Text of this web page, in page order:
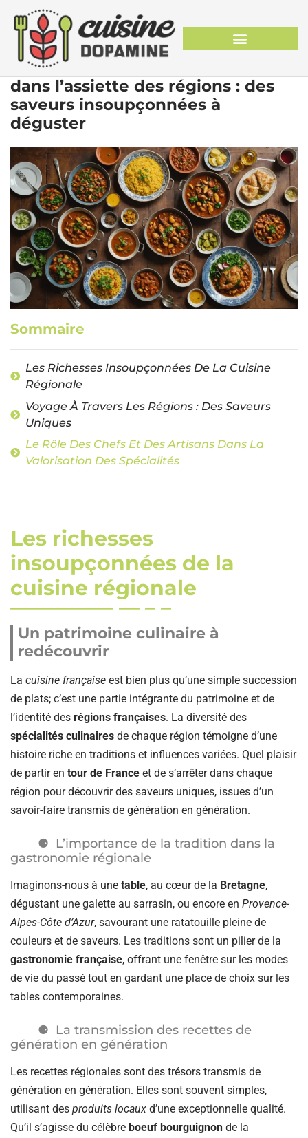
dans l’assiette des régions : des
saveurs insoupçonnées à
déguster
Sommaire
Les Richesses Insoupçonnées De La Cuisine
Régionale
Voyage À Travers Les Régions : Des Saveurs
Uniques
Le Rôle Des Chefs Et Des Artisans Dans La
Valorisation Des Spécialités
Les richesses
insoupçonnées de la
cuisine régionale
Un patrimoine culinaire à
redécouvrir
La cuisine française est bien plus qu’une simple succession
de plats; c’est une partie intégrante du patrimoine et de
l’identité des régions françaises. La diversité des
spécialités culinaires de chaque région témoigne d’une
histoire riche en traditions et influences variées. Quel plaisir
de partir en tour de France et de s’arrêter dans chaque
région pour découvrir des saveurs uniques, issues d’un
savoir-faire transmis de génération en génération.
L’importance de la tradition dans la
gastronomie régionale
Imaginons-nous à une table, au cœur de la Bretagne,
dégustant une galette au sarrasin, ou encore en Provence-
Alpes-Côte d’Azur, savourant une ratatouille pleine de
couleurs et de saveurs. Les traditions sont un pilier de la
gastronomie française, offrant une fenêtre sur les modes
de vie du passé tout en gardant une place de choix sur les
tables contemporaines.
La transmission des recettes de
génération en génération
Les recettes régionales sont des trésors transmis de
génération en génération. Elles sont souvent simples,
utilisant des produits locaux d’une exceptionnelle qualité.
Qu’il s’agisse du célèbre boeuf bourguignon de la